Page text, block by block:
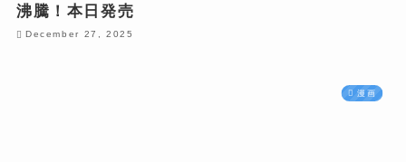
沸騰！本日発売
December 27, 2025
漫画